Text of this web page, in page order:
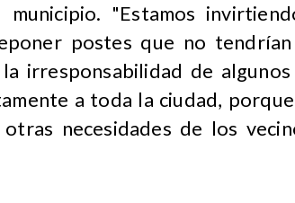
"Estamos
postes que no
irresponsabilidad de
a toda la ciudad,
necesidades de los